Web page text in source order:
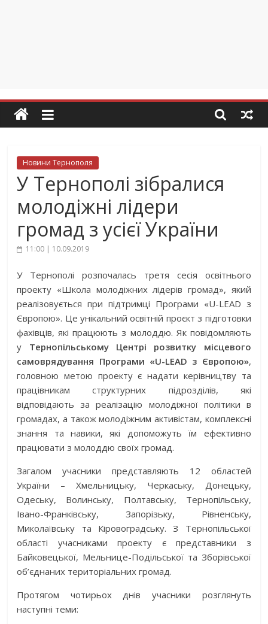
Новини Тернополя
У Тернополі зібралися
молодіжні лідери
громад з усієї України
11:00 | 10.09.2019
У Тернополі розпочалась третя сесія освітнього
проекту «Школа молодіжних лідерів громад», який
реалізовується при підтримці Програми «U-LEAD з
Європою». Це унікальний освітній проєкт з підготовки
фахівців, які працюють з молоддю. Як повідомляють
у Тернопільському Центрі розвитку місцевого
самоврядування Програми «U-LEAD з Європою»,
головною метою проекту є надати керівництву та
працівникам структурних підрозділів, які
відповідають за реалізацію молодіжної політики в
громадах, а також молодіжним активістам, комплексні
знання та навики, які допоможуть їм ефективно
працювати з молоддю своїх громад.
Загалом учасники представляють 12 областей
України – Хмельницьку, Черкаську, Донецьку,
Одеську, Волинську, Полтавську, Тернопільську,
Івано-Франківську, Запорізьку, Рівненську,
Миколаївську та Кіровоградську. З Тернопільської
області учасниками проекту є представники з
Байковецької, Мельнице-Подільської та Зборівської
об’єднаних територіальних громад.
Протягом чотирьох днів учасники розглянуть
наступні теми: